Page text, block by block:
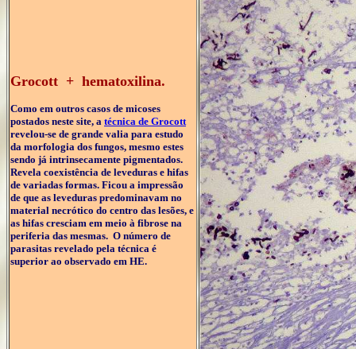
Grocott + hematoxilina.
Como em outros casos de micoses
postados neste site, a técnica de Grocott
revelou-se de grande valia para estudo
da morfologia dos fungos, mesmo estes
sendo já intrinsecamente pigmentados.
Revela coexistência de leveduras e hifas
de variadas formas. Ficou a impressão
de que as leveduras predominavam no
material necrótico do centro das lesões, e
as hifas cresciam em meio à fibrose na
periferia das mesmas. O número de
parasitas revelado pela técnica é
superior ao observado em HE.